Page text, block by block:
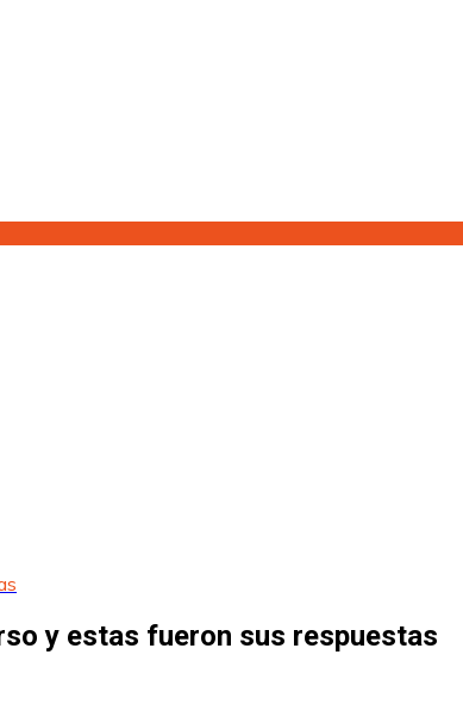
y estas fueron sus respuestas